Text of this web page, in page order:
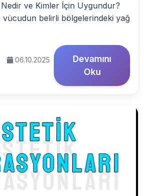
ve Kimler İçin Uygundur?
vücudun belirli bölgelerindeki yağ
06.10.2025
Devamını
Oku